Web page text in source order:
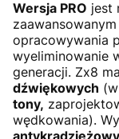
Wersja PRO jest
opracowywania
wyeliminowanie
generacji. Zx8 ma
dźwiękowych
tony,
wędkowania).